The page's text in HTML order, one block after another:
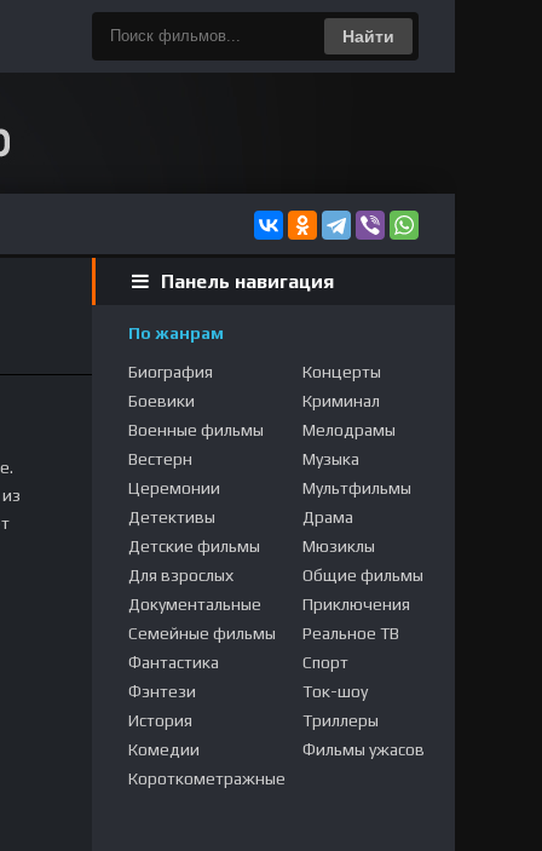
Найти
Панель навигация
По жанрам
Биография
Боевики
Военные фильмы
Вестерн
Церемонии
Детективы
Детские фильмы
Для взрослых
Документальные
Семейные фильмы
Фантастика
Фэнтези
История
Комедии
Короткометражные
Концерты
Криминал
Мелодрамы
Музыка
Мультфильмы
Драма
Мюзиклы
Общие фильмы
Приключения
Реальное ТВ
Спорт
Ток-шоу
Триллеры
Фильмы ужасов